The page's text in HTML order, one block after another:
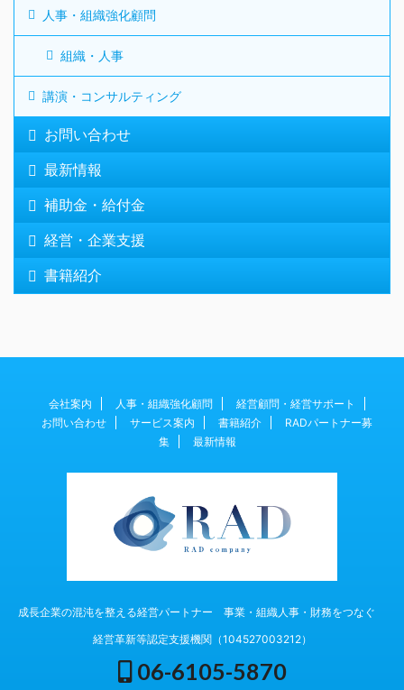
人事・組織強化顧問
組織・人事
講演・コンサルティング
お問い合わせ
最新情報
補助金・給付金
経営・企業支援
書籍紹介
会社案内 人事・組織強化顧問
経営顧問・経営サポート
お問い合わせ
サービス案内 書籍紹介
RADパートナー募
集
最新情報
成長企業の混沌を整える経営パートナー 事業・組織人事・財務をつなぐ
経営革新等認定支援機関（104527003212）
06-6105-5870